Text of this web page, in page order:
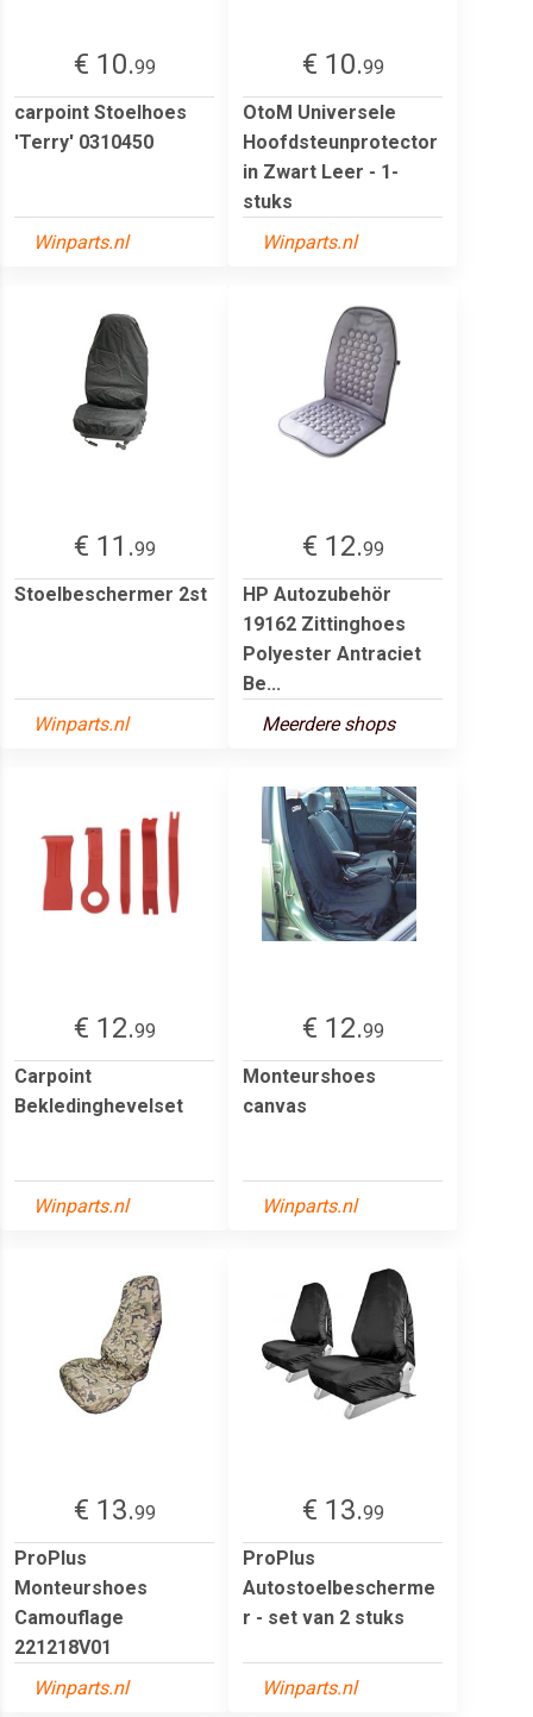
€ 10.99
carpoint Stoelhoes
'Terry' 0310450
Winparts.nl
€ 10.99
OtoM Universele
Hoofdsteunprotector
in Zwart Leer - 1-
stuks
Winparts.nl
€ 11.99
Stoelbeschermer 2st
Winparts.nl
€ 12.99
HP Autozubehör
19162 Zittinghoes
Polyester Antraciet
Be...
Meerdere shops
€ 12.99
Carpoint
Bekledinghevelset
Winparts.nl
€ 12.99
Monteurshoes
canvas
Winparts.nl
€ 13.99
ProPlus
Monteurshoes
Camouflage
221218V01
Winparts.nl
€ 13.99
ProPlus
Autostoelbescherme
r - set van 2 stuks
Winparts.nl